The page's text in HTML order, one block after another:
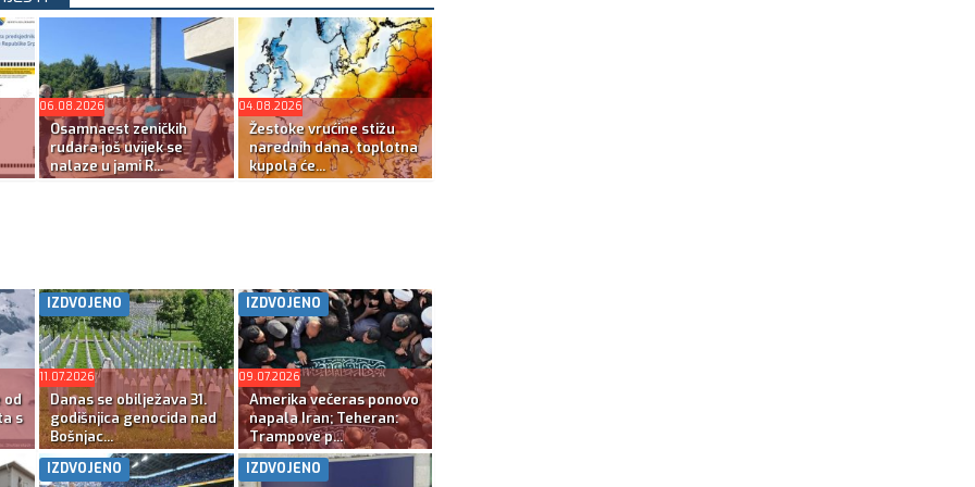
06.08.2026
Osamnaest zeničkih
rudara još uvijek se
nalaze u jami R...
04.08.2026
Žestoke vrućine stižu
narednih dana, toplotna
kupola će...
od
s
IZDVOJENO
11.07.2026
Danas se obilježava 31.
godišnjica genocida nad
Bošnjac...
IZDVOJENO
09.07.2026
Amerika večeras ponovo
napala Iran; Teheran:
Trampove p...
IZDVOJENO IZDVOJENO